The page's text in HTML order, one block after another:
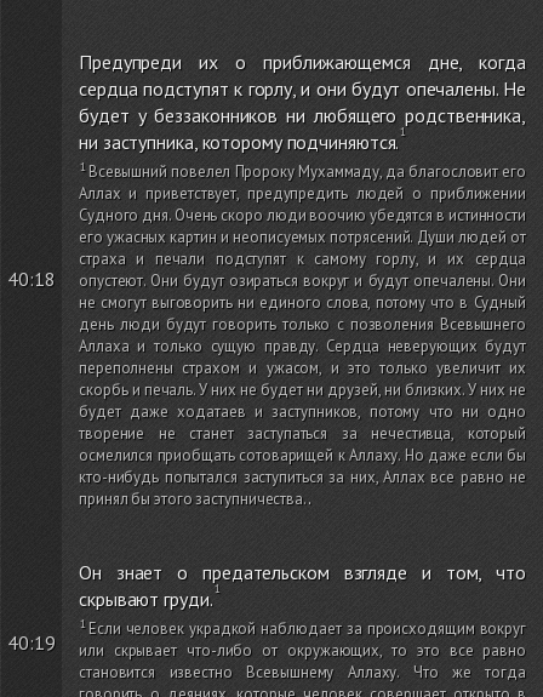
40:18
Предупреди их о приближающемся дне, когда
сердца подступят к горлу, и они будут опечалены. Не
будет у беззаконников ни любящего родственника,
ни заступника, которому подчиняются.
Всевышний повелел Пророку Мухаммаду, да благословит его
Аллах и приветствует, предупредить людей о приближении
Судного дня. Очень скоро люди воочию убедятся в истинности
его ужасных картин и неописуемых потрясений. Души людей от
страха и печали подступят к самому горлу, и их сердца
опустеют. Они будут озираться вокруг и будут опечалены. Они
не смогут выговорить ни единого слова, потому что в Судный
день люди будут говорить только с позволения Всевышнего
Аллаха и только сущую правду. Сердца неверующих будут
переполнены страхом и ужасом, и это только увеличит их
скорбь и печаль. У них не будет ни друзей, ни близких. У них не
будет даже ходатаев и заступников, потому что ни одно
творение не станет заступаться за нечестивца, который
осмелился приобщать сотоварищей к Аллаху. Но даже если бы
кто-нибудь попытался заступиться за них, Аллах все равно не
принял бы этого заступничества..
40:19
Он знает о предательском взгляде и том, что
скрывают груди.
Если человек украдкой наблюдает за происходящим вокруг
или скрывает что-либо от окружающих, то это все равно
становится известно Всевышнему Аллаху. Что же тогда